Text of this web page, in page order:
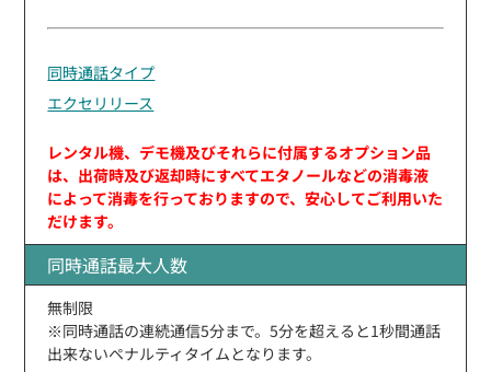
同時通話タイプ
エクセリリース
レンタル機、デモ機及びそれらに付属するオプション品
は、出荷時及び返却時にすべてエタノールなどの消毒液
によって消毒を行っておりますので、安心してご利用いた
だけます。
同時通話最大人数
無制限
※同時通話の連続通信5分まで。5分を超えると1秒間通話
出来ないペナルティタイムとなります。